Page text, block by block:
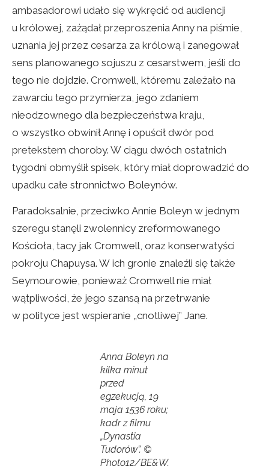
ambasadorowi udało się wykręcić od audiencji
u królowej, zażądał przeproszenia Anny na piśmie,
uznania jej przez cesarza za królową i zanegował
sens planowanego sojuszu z cesarstwem, jeśli do
tego nie dojdzie. Cromwell, któremu zależało na
zawarciu tego przymierza, jego zdaniem
nieodzownego dla bezpieczeństwa kraju,
o wszystko obwinił Annę i opuścił dwór pod
pretekstem choroby. W ciągu dwóch ostatnich
tygodni obmyślił spisek, który miał doprowadzić do
upadku całe stronnictwo Boleynów.
Paradoksalnie, przeciwko Annie Boleyn w jednym
szeregu stanęli zwolennicy zreformowanego
Kościoła, tacy jak Cromwell, oraz konserwatyści
pokroju Chapuysa. W ich gronie znaleźli się także
Seymourowie, ponieważ Cromwell nie miał
wątpliwości, że jego szansą na przetrwanie
w polityce jest wspieranie „cnotliwej” Jane.
Anna Boleyn na
kilka minut
przed
egzekucją, 19
maja 1536 roku;
kadr z filmu
„Dynastia
Tudorów”. ©
Photo12/BE&W.